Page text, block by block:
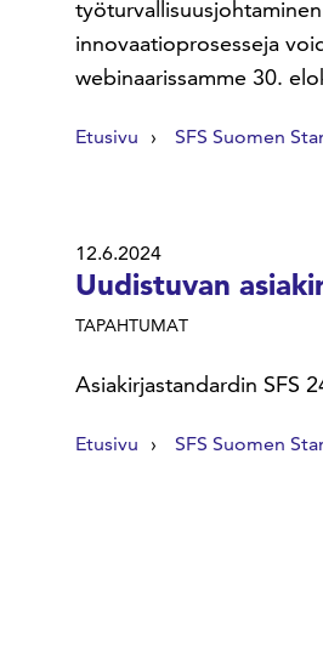
innovaatioprosesseja
webinaarissamme 30.
Etusivu SFS Suomen
12.6.2024
Uudistuvan
TAPAHTUMAT
Asiakirjastandardin SFS
Etusivu SFS Suomen